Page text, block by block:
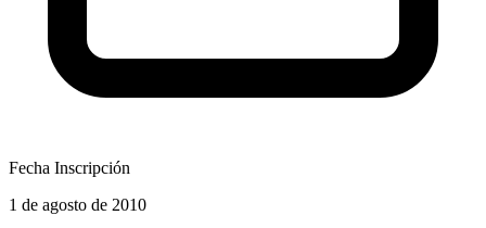
Fecha Inscripción
1 de agosto de 2010